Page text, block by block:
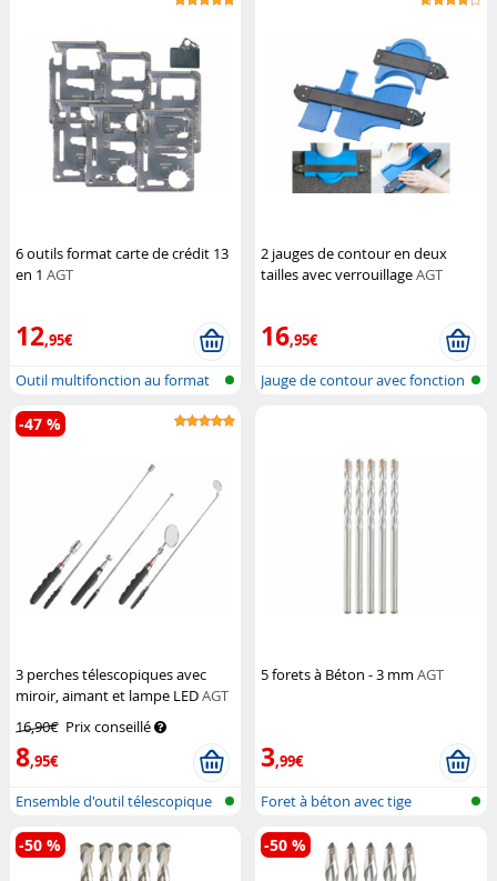
6 outils format carte de crédit 13
en 1 AGT
12,95€
Outil multifonction au format
carte...
2 jauges de contour en deux
tailles avec verrouillageAGT
16,95€
Jauge de contour avec fonction
3 perches télescopiques avec
miroir, aimant et lampe LEDAGT
16,90€ Prix conseillé
8,95€
-47 %
Ensemble d'outil télescopique
5 forets à Béton - 3 mmAGT
3,99€
Foret à béton avec tige
cylindrique
-50 % -50 %